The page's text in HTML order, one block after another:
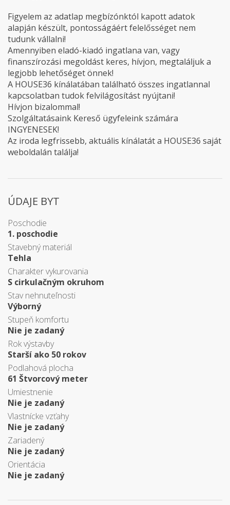
Figyelem az adatlap megbízónktól kapott adatok
alapján készült, pontosságáért felelősséget nem
tudunk vállalni!
​Amennyiben eladó-kiadó ingatlana van, vagy
finanszírozási megoldást keres, hívjon, megtaláljuk a
legjobb lehetőséget önnek!
A HOUSE36 kínálatában található összes ingatlannal
kapcsolatban tudok felvilágosítást nyújtani!
Hívjon bizalommal!
Szolgáltatásaink Kereső ügyfeleink számára
INGYENESEK!
Az iroda legfrissebb, aktuális kínálatát a HOUSE36 saját
weboldalán találja!
ÚDAJE BYT
Poschodie
1. poschodie
Stavebný materiál
Tehla
Charakter vykurovania
S cirkulačným okruhom
Stav nehnuteľnosti
Výborný
Stupeň komfortu
Nie je zadaný
Rok výstavby
Starší ako 50 rokov
Podlahová plocha
61 Štvorcový meter
Umiestnenie
Nie je zadaný
Vlastnícke vzťahy
Nie je zadaný
Zariadený
Nie je zadaný
Orientácia
Nie je zadaný